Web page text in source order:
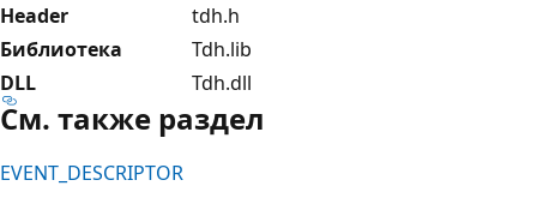
Header
tdh.h
Библиотека
Tdh.lib
DLL
Tdh.dll
См. также раздел
EVENT_DESCRIPTOR